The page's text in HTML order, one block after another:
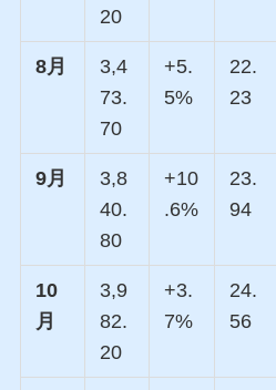
20
8月
3,4
73.
70
+5.
5%
22.
23
9月
3,8
40.
80
+10
.6%
23.
94
10
月
3,9
82.
20
+3.
7%
24.
56